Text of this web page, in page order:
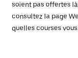
soient pas offertes là
consultez la page
quelles courses